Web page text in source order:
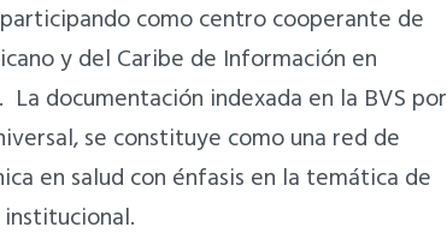
como centro cooperante de
y del Caribe de Información en
La documentación indexada en la BVS por
se constituye como una red de
en salud con énfasis en la temática de